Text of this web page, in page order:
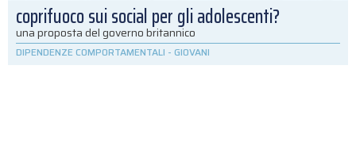
coprifuoco sui social per gli adolescenti?
una proposta del governo britannico
DIPENDENZE COMPORTAMENTALI - GIOVANI